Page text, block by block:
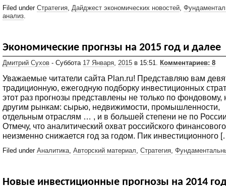
Filed under Стратегия, Дайджест экономических новостей,
анализ.
Экономические прогнзы на 2015 год и далее
Дмитрий Сухов - Суббота 17 Января 2015 в 15:51. Комментариев: 8
Уважаемые читатели сайта Plan.ru! Представляю вам
традиционную, ежегодную подборку инвестиционных
этот раз прогнозы представлены не только по фондовому,
другим рынкам: сырью, недвижимости, промышленности,
отдельным отраслям … , и в большей степени не по
Отмечу, что аналитический охват российского
неизменно снижается год за годом. Пик инвестиционного
Filed under Аналитика, Авторский материал, Стратегия,
Новые инвестиционные прогнозы на 2014